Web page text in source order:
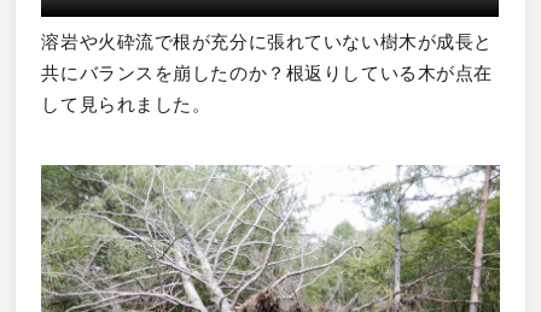
溶岩や火砕流で根が充分に張れていない樹木が成長と
共にバランスを崩したのか？根返りしている木が点在
して見られました。